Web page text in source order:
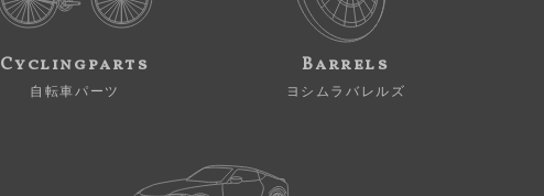
Cyclingparts
自転車パーツ
Barrels
ヨシムラバレルズ